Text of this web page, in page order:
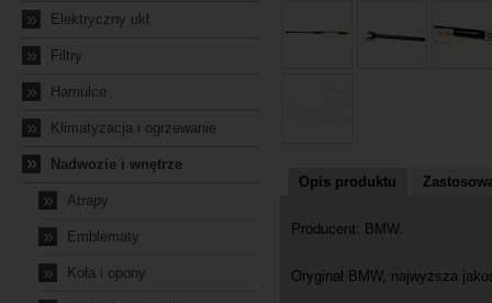
» Elektryczny ukł.
» Filtry
» Hamulce
» Klimatyzacja i ogrzewanie
» Nadwozie i wnętrze
» Atrapy
» Emblematy
» Koła i opony
Opis produktu
Producent: BMW.
Oryginał BMW, najwyższa